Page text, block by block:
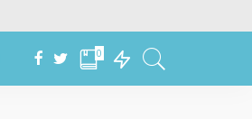
0